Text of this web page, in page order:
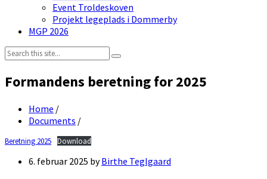
Event Troldeskoven
Projekt legeplads i Dommerby
MGP 2026
Search:
Formandens beretning for 2025
Home /
Documents /
Beretning 2025 Download
6. februar 2025 byBirthe Teglgaard